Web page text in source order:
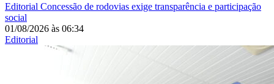
Editorial Concessão de rodovias exige transparência e participação
social
01/08/2026 às 06:34
Editorial